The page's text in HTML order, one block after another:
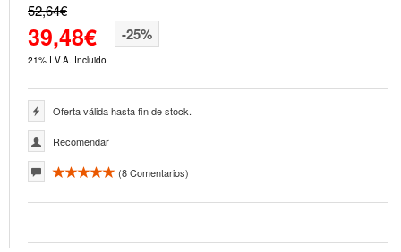
52,64€
39,48€ -25%
21% I.V.A. Incluido
Oferta válida hasta fin de stock.
Recomendar
(8Comentarios)